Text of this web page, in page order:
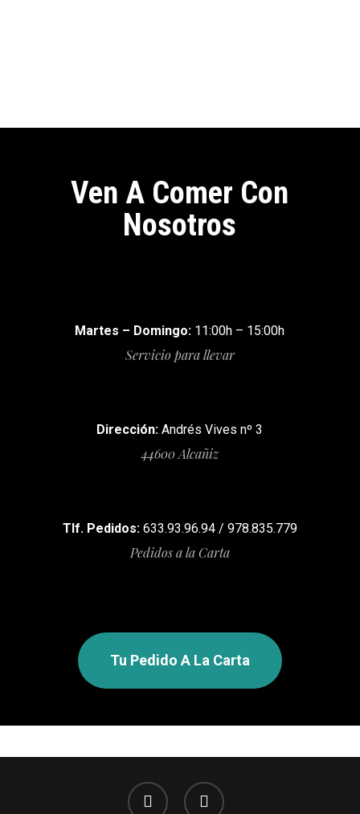
Ven A Comer Con
Nosotros
Martes – Domingo: 11:00h – 15:00h
Servicio para llevar
Dirección: Andrés Vives nº 3
44600 Alcañiz
Tlf. Pedidos:633.93.96.94 / 978.835.779
Pedidos a la Carta
Tu Pedido A La Carta
facebook instagram